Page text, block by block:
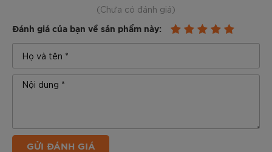
(Chưa có đánh giá)
Đánh giá của bạn về sản phẩm này:
GỬI ĐÁNH GIÁ